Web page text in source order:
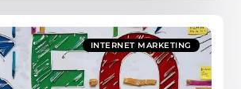
INTERNET MARKETING